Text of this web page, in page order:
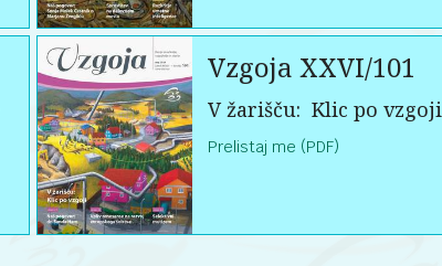
Vzgoja XXVI/101
V žarišču: Klic po vzgoji
Prelistaj me (PDF)